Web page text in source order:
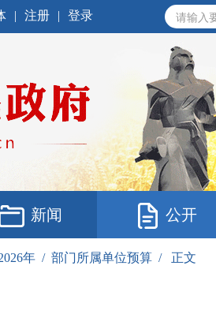
| 注册 | 登录
新闻 公开
年 / 部门所属单位预算 / 正文